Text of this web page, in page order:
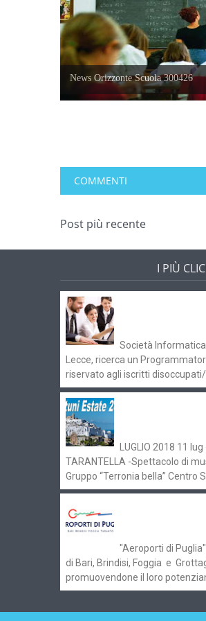
News Orizzonte Scuola 300426
COMMENTI
Post più recente
I PIÙ
Società
Lecce, ricerca un
riservato agli iscritti
LUGLIO 2018 11
TARANTELLA -Spettacolo di
Gruppo “Terronia bella” Centro
"Aeroporti di
di Bari, Brindisi, Foggia e
promuovendone il loro